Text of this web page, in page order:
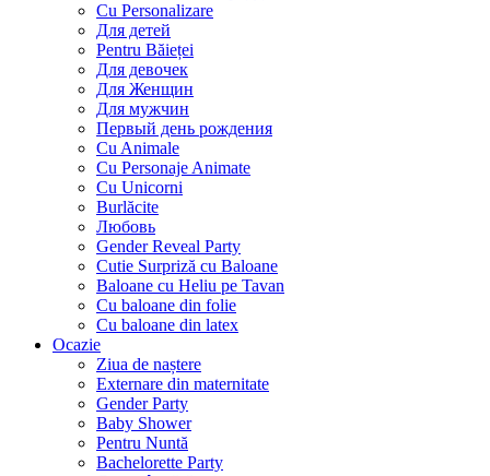
Cu Personalizare
Для детей
Pentru Băieței
Для девочек
Для Женщин
Для мужчин
Первый день рождения
Cu Animale
Cu Personaje Animate
Cu Unicorni
Burlăcite
Любовь
Gender Reveal Party
Cutie Surpriză cu Baloane
Baloane cu Heliu pe Tavan
Cu baloane din folie
Cu baloane din latex
Ocazie
Ziua de naștere
Externare din maternitate
Gender Party
Baby Shower
Pentru Nuntă
Bachelorette Party